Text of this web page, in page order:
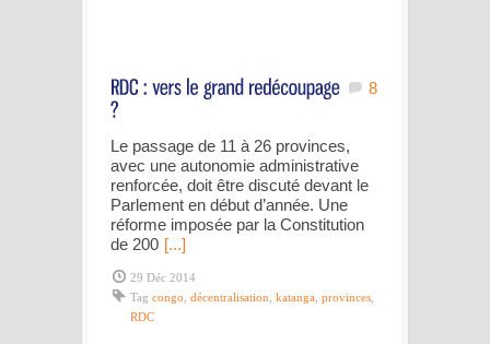
8
Le passage de 11 à 26 provinces,
avec une autonomie administrative
renforcée, doit être discuté devant le
Parlement en début d’année. Une
réforme imposée par la Constitution
de 200 [...]
29 Déc 2014
Tag congo décentralisation katanga provinces
RDC